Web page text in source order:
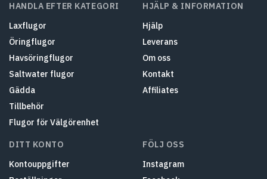
HANDLA EFTER KATEGORI
Laxflugor
Öringflugor
Havsöringflugor
Saltwater flugor
Gädda
Tillbehör
Flugor för Välgörenhet
HJÄLP & INFORMATION
Hjälp
Leverans
Om oss
Kontakt
Affiliates
DITT KONTO
Kontouppgifter
FÖLJ OSS
Instagram